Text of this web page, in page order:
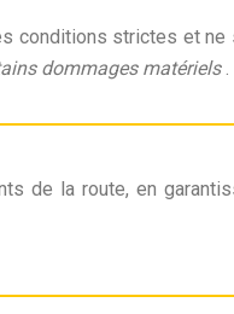
conditions strictes et
dommages matériels
de la route, en